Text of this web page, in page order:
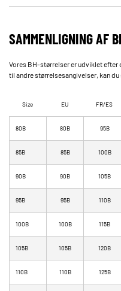
SAMMENLIGNING AF
Vores BH-størrelser er udviklet
til andre størrelsesangivelser, kan
Size EU FR/ES
80B 80B 95B
85B 85B 100B
90B 90B 105B
95B 95B 110B
100B 100B 115B
105B 105B 120B
110B 110B 125B